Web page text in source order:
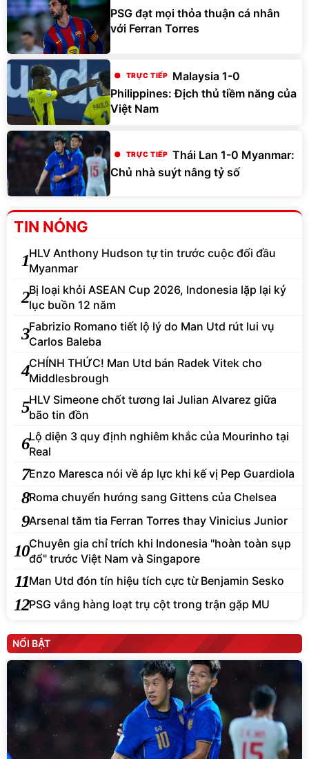
PSG đạt mọi thỏa thuận cá nhân
với Ferran Torres
Malaysia 1-0
Philippines: Địch thủ tiềm năng của
Việt Nam
Thái Lan 1-0 Myanmar:
Chủ nhà suýt nâng tỷ số
TIN NÓNG
1HLV Anthony Hudson tự tin trước cuộc đối đầu
Myanmar
2Bị loại khỏi ASEAN Cup 2026, Indonesia lặp lại kỷ
lục buồn 12 năm
3Fabrizio Romano tiết lộ lý do Man Utd rút lui vụ
Carlos Baleba
4CHÍNH THỨC! Man Utd bán Radek Vitek cho
Middlesbrough
5HLV Simeone chốt tương lai Julian Alvarez giữa
bão tin đồn
6Lộ diện 3 quy định nghiêm khắc của Mourinho tại
Real
7Enzo Maresca nói về áp lực khi kế vị Pep Guardiola
8Roma chuyển hướng sang Gittens của Chelsea
9Arsenal tăm tia Ferran Torres thay Vinicius Junior
10Chuyên gia chỉ trích khi Indonesia "hoàn toàn sụp
đổ" trước Việt Nam và Singapore
11Man Utd đón tín hiệu tích cực từ Benjamin Sesko
12PSG vắng hàng loạt trụ cột trong trận gặp MU
NỔI BẬT